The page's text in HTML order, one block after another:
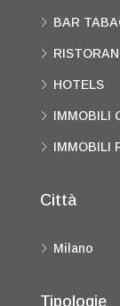
BAR
HOTELS
IMMOBILI
IMMOBILI
Città
Milano
Tipologie